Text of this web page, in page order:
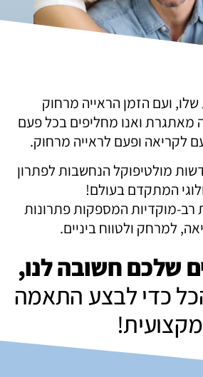
ועם הזמן הראייה מרחוק
ואנו מחליפים בכל פעם
לקריאה ופעם לראייה מרחוק.
מולטיפוקל הנחשבות לפתרון
המתקדם בעולם!
רב-מוקדיות המספקות פתרונות
למרחק ולטווח ביניים.
שלכם חשובה לנו,
כדי לבצע התאמה
מקצועית!